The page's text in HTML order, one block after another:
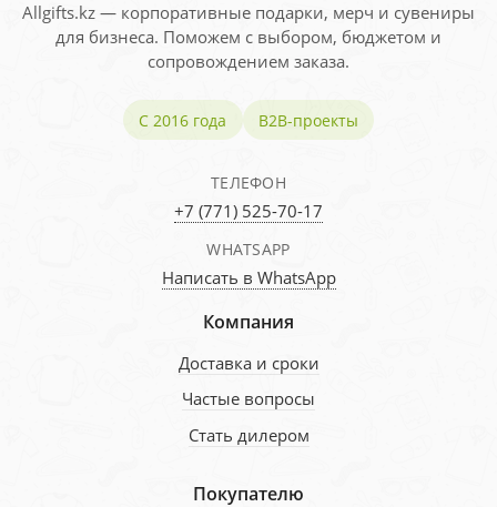
Allgifts.kz — корпоративные подарки, мерч и сувениры
для бизнеса. Поможем с выбором, бюджетом и
сопровождением заказа.
С 2016 года B2B-проекты
ТЕЛЕФОН
+7 (771) 525-70-17
WHATSAPP
Написать в WhatsApp
Компания
Доставка и сроки
Частые вопросы
Стать дилером
Покупателю